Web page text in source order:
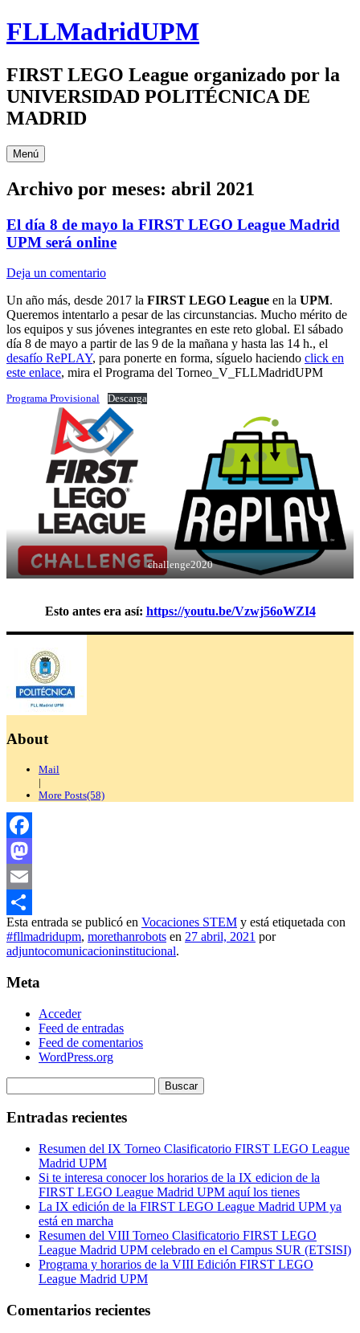
Saltar
al
FLLMadridUPM
FIRST LEGO League organizado por la
UNIVERSIDAD POLITÉCNICA DE
MADRID
Menú
Archivo por meses: abril 2021
El día 8 de mayo la FIRST LEGO League Madrid
UPM será online
Deja un comentario
Un año más, desde 2017 la FIRST LEGO League en la UPM.
Queremos intentarlo a pesar de las circunstancias. Mucho mérito de
los equipos y sus jóvenes integrantes en este reto global. El sábado
día 8 de mayo a partir de las 9 de la mañana y hasta las 14 h., el
desafío RePLAY, para ponerte en forma, síguelo haciendo click en
este enlace, mira el Programa del Torneo_V_FLLMadridUPM
Programa Provisional Descarga
challenge2020
Esto antes era así: https://youtu.be/Vzwj56oWZI4
About
Mail
|
More Posts(58)
Facebook
Mastodon
Email
Compartir
Esta entrada se publicó en Vocaciones STEM y está etiquetada con
#fllmadridupm, morethanrobots en 27 abril, 2021 por
adjuntocomunicacioninstitucional.
Meta
Acceder
Feed de entradas
Feed de comentarios
WordPress.org
Entradas recientes
Resumen del IX Torneo Clasificatorio FIRST LEGO League
Madrid UPM
Si te interesa conocer los horarios de la IX edicion de la
FIRST LEGO League Madrid UPM aquí los tienes
La IX edición de la FIRST LEGO League Madrid UPM ya
está en marcha
Resumen del VIII Torneo Clasificatorio FIRST LEGO
League Madrid UPM celebrado en el Campus SUR (ETSISI)
Programa y horarios de la VIII Edición FIRST LEGO
League Madrid UPM
Comentarios recientes